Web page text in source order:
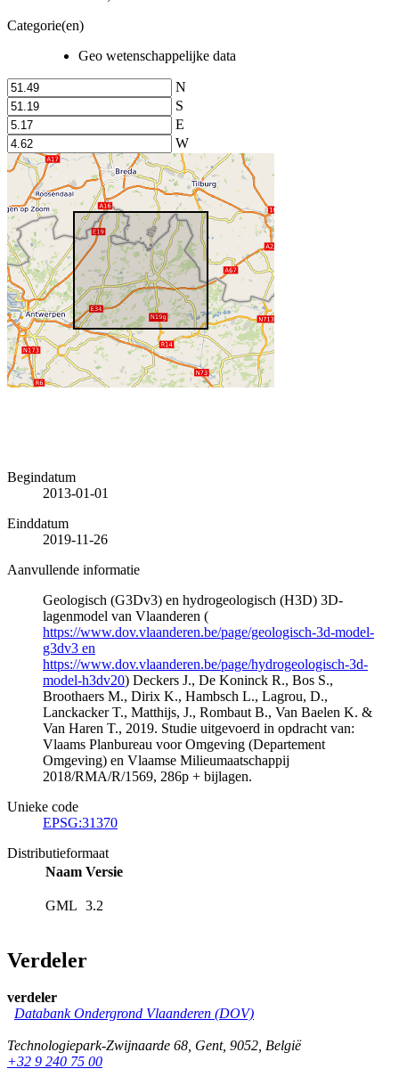
Categorie(en)
Geo wetenschappelijke data
N
S
E
W
Begindatum
2013-01-01
Einddatum
2019-11-26
Aanvullende informatie
Geologisch (G3Dv3) en hydrogeologisch (H3D) 3D-
lagenmodel van Vlaanderen (
https://www.dov.vlaanderen.be/page/geologisch-3d-model-
g3dv3 en
https://www.dov.vlaanderen.be/page/hydrogeologisch-3d-
model-h3dv20) Deckers J., De Koninck R., Bos S.,
Broothaers M., Dirix K., Hambsch L., Lagrou, D.,
Lanckacker T., Matthijs, J., Rombaut B., Van Baelen K. &
Van Haren T., 2019. Studie uitgevoerd in opdracht van:
Vlaams Planbureau voor Omgeving (Departement
Omgeving) en Vlaamse Milieumaatschappij
2018/RMA/R/1569, 286p + bijlagen.
Unieke code
EPSG:31370
Distributieformaat
Naam Versie
GML 3.2
Verdeler
verdeler
Databank Ondergrond Vlaanderen (DOV)
Technologiepark-Zwijnaarde 68, Gent, 9052, België
+32 9 240 75 00